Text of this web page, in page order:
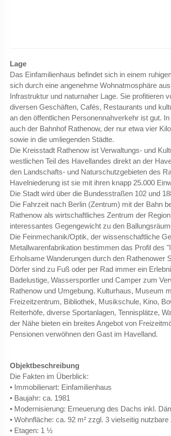
Lage
Das Einfamilienhaus befindet sich in einem
sich durch eine angenehme Wohnatmosphäre
Infrastruktur und naturnaher Lage. Sie profitieren
diversen Geschäften, Cafés, Restaurants und
an den öffentlichen Personennahverkehr ist gut.
auch der Bahnhof Rathenow, der nur etwa vier
sowie in die umliegenden Städte.
Die Kreisstadt Rathenow ist Verwaltungs- und
westlichen Teil des Havellandes direkt an der
den Landschafts- und Naturschutzgebieten des
Havelniederung ist sie mit ihren knapp 25.000
Die Stadt wird über die Bundesstraßen 102 und
Die Fahrzeit nach Berlin (Zentrum) mit der Bahn
Rathenow als wirtschaftliches Zentrum der
interessantes Gegengewicht zu den
Die Feinmechanik/Optik, der wissenschaftliche
Metallwarenfabrikation bestimmen das Profil des
Erholsame Wanderungen durch den Rathenower
Dörfer sind zu Fuß oder per Rad immer ein
Badelustige, Wassersportler und Camper zum
Rathenow und Umgebung. Kulturhaus, Museum
Freizeitzentrum, Bibliothek, Musikschule, Kino,
Reiterhöfe, diverse Sportanlagen, Tennisplätze,
der Nähe bieten ein breites Angebot von
Pensionen verwöhnen den Gast im Havelland.
Objektbeschreibung
Die Fakten im Überblick:
• Immobilienart: Einfamilienhaus
• Baujahr: ca. 1981
• Modernisierung: Erneuerung des Dachs inkl.
• Wohnfläche: ca. 92 m² zzgl. 3 vielseitig
• Etagen: 1 ½